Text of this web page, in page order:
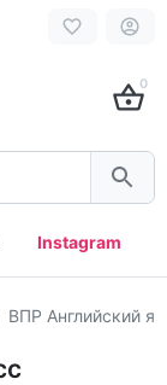
0
Instagram
ВПР Английский